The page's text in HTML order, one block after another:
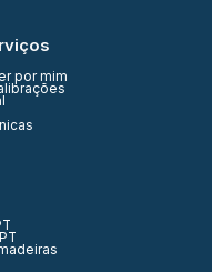
por mim